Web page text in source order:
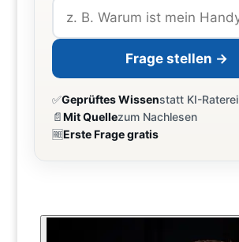
Frage stellen →
✅Geprüftes Wissenstatt KI-Raterei
📄Mit Quellezum Nachlesen
🆓Erste Frage gratis